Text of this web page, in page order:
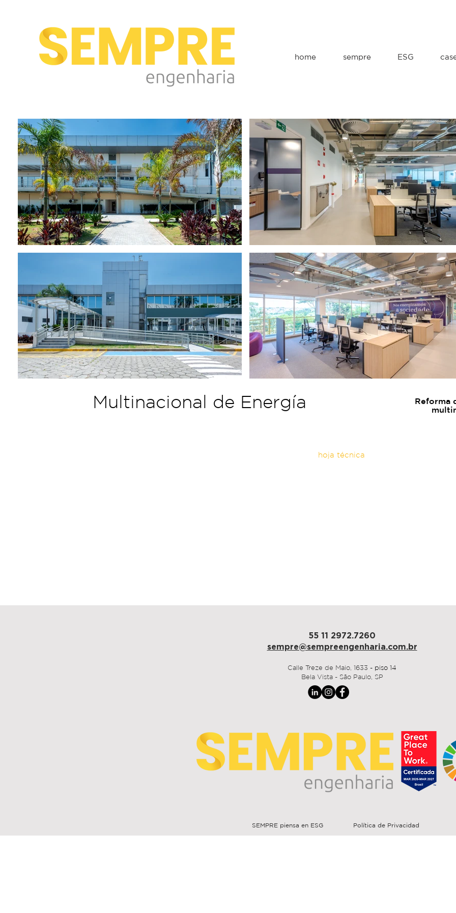
home sempre ESG
Multinacional de Energía
Reforma
hoja técnica
55 11 2972.7260
sempre@sempreengenharia.com.br
Calle Treze de Maio, 1633 - piso 14
Bela Vista - São Paulo, SP
SEMPRE piensa en ESG Política de Privacidad